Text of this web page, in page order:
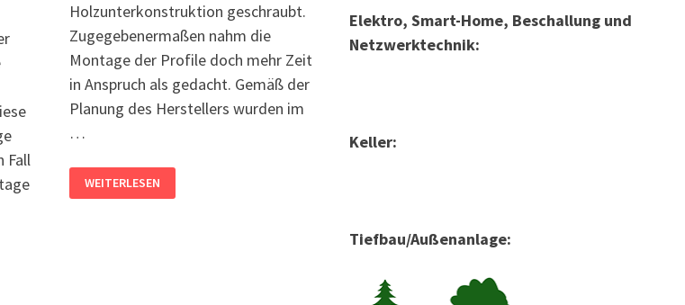
Fall
Holzunterkonstruktion geschraubt.
Zugegebenermaßen nahm die
Montage der Profile doch mehr Zeit
in Anspruch als gedacht. Gemäß der
Planung des Herstellers wurden im
…
DER
KLIMADECKE
WEITERLESEN
Elektro, Smart-Home, Beschallung und
Netzwerktechnik:
Keller:
Tiefbau/Außenanlage: